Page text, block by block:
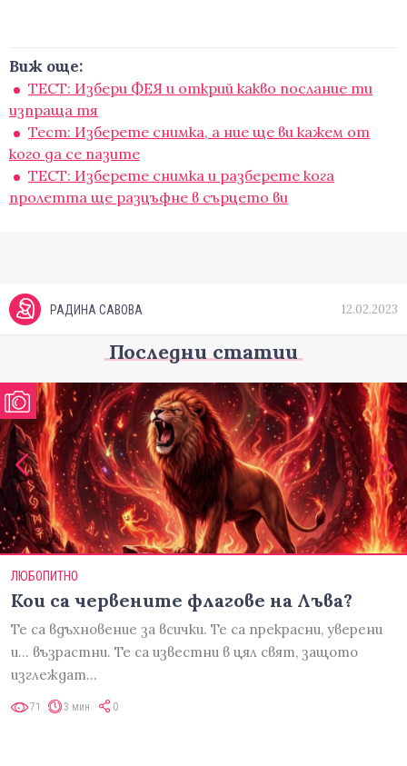
Виж още:
ТЕСТ: Избери ФЕЯ и открий какво послание ти
изпраща тя
Тест: Изберете снимка, а ние ще ви кажем от
кого да се пазите
ТЕСТ: Изберете снимка и разберете кога
пролетта ще разцъфне в сърцето ви
РАДИНА САВОВА 12.02.2023
Последни статии
ЛЮБОПИТНО
Кои са червените флагове на Лъва?
Те са вдъхновение за всички. Те са прекрасни, уверени
и... възрастни. Те са известни в цял свят, защото
изглеждат…
71 3 мин 0